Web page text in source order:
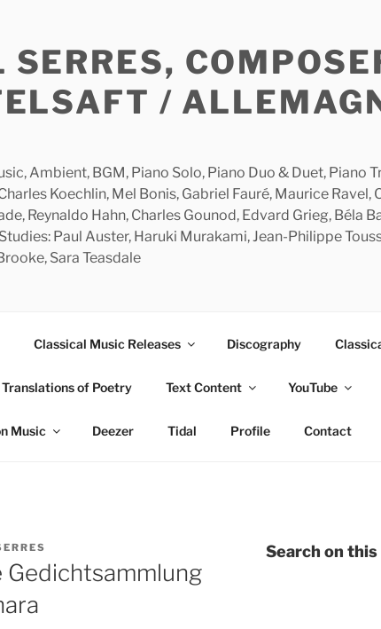
/
Ambient, BGM, Piano Solo, Piano Duo & Duet, Piano
Koechlin, Mel Bonis, Gabriel Fauré, Maurice Ravel,
Reynaldo Hahn, Charles Gounod, Edvard Grieg, Béla
Paul Auster, Haruki Murakami, Jean-Philippe
Sara Teasdale
Classical Music Releases Discography
Translations of Poetry Text Content YouTube
Music Deezer Tidal Profile Contact
Gedichtsammlung
Search on